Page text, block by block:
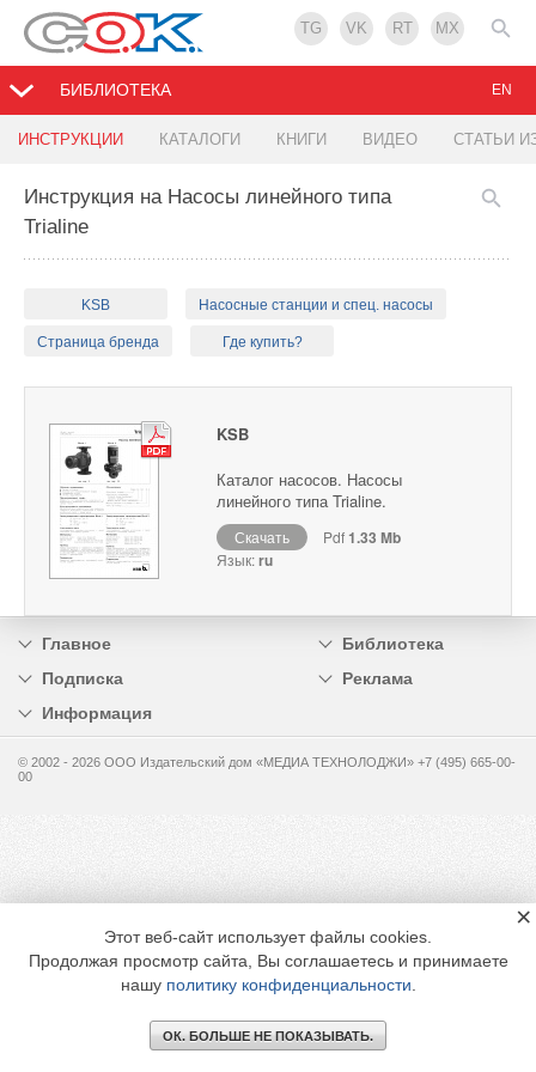
TG VK RT MX
БИБЛИОТЕКА
ИНСТРУКЦИИ КАТАЛОГИ КНИГИ ВИДЕО СТАТЬИ
EN
Инструкция на Насосы линейного типа
Trialine
KSB Насосные станции и спец. насосы
Страница бренда Где купить?
KSB
Каталог насосов. Насосы
линейного типа Trialine.
Скачать Pdf1.33 Mb
Язык:ru
Главное
Библиотека
Подписка
Реклама
Информация
© 2002 - 2026 OOO Издательский дом «МЕДИА ТЕХНОЛОДЖИ» +7 (495) 665-00-
00
Этот веб-сайт использует файлы cookies.
Продолжая просмотр сайта, Вы соглашаетесь и принимаете
нашу политику конфиденциальности
ОК. БОЛЬШЕ НЕ ПОКАЗЫВАТЬ.
×